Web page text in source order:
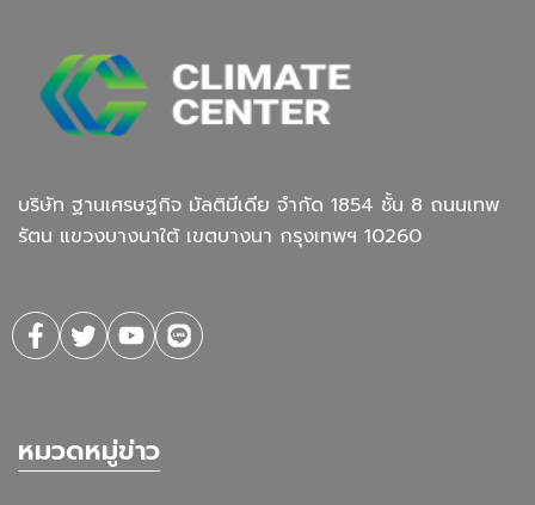
บริษัท ฐานเศรษฐกิจ มัลติมีเดีย จํากัด 1854 ชั้น 8 ถนนเทพ
รัตน แขวงบางนาใต้ เขตบางนา กรุงเทพฯ 10260
หมวดหมู่ข่าว